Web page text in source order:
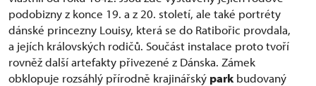
podobizny z konce 19. a z 20. století, ale také portréty
dánské princezny Louisy, která se do Ratibořic provdala,
a jejích královských rodičů. Součást instalace proto tvoří
rovněž další artefakty přivezené z Dánska. Zámek
obklopuje rozsáhlý přírodně krajinářský park budovaný